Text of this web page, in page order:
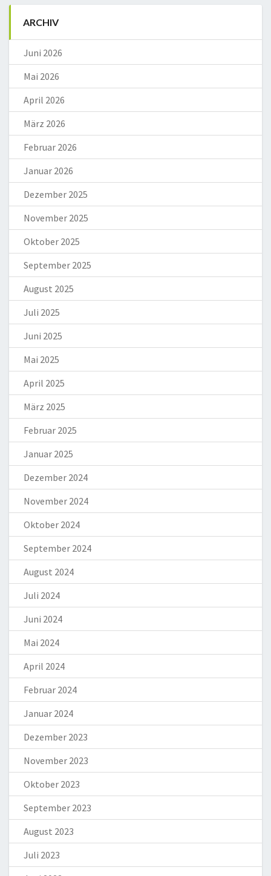
ARCHIV
Juni 2026
Mai 2026
April 2026
März 2026
Februar 2026
Januar 2026
Dezember 2025
November 2025
Oktober 2025
September 2025
August 2025
Juli 2025
Juni 2025
Mai 2025
April 2025
März 2025
Februar 2025
Januar 2025
Dezember 2024
November 2024
Oktober 2024
September 2024
August 2024
Juli 2024
Juni 2024
Mai 2024
April 2024
Februar 2024
Januar 2024
Dezember 2023
November 2023
Oktober 2023
September 2023
August 2023
Juli 2023